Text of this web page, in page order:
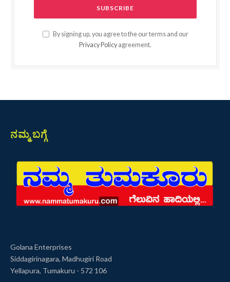
By signing up, you agree to the our terms and our
Privacy Policy agreement.
ನಮ್ಮ ಬಗ್ಗೆ
Golana Enterprises
Siddagirinagara, Madhugiri Road
Yellapura, Tumakuru - 572 106